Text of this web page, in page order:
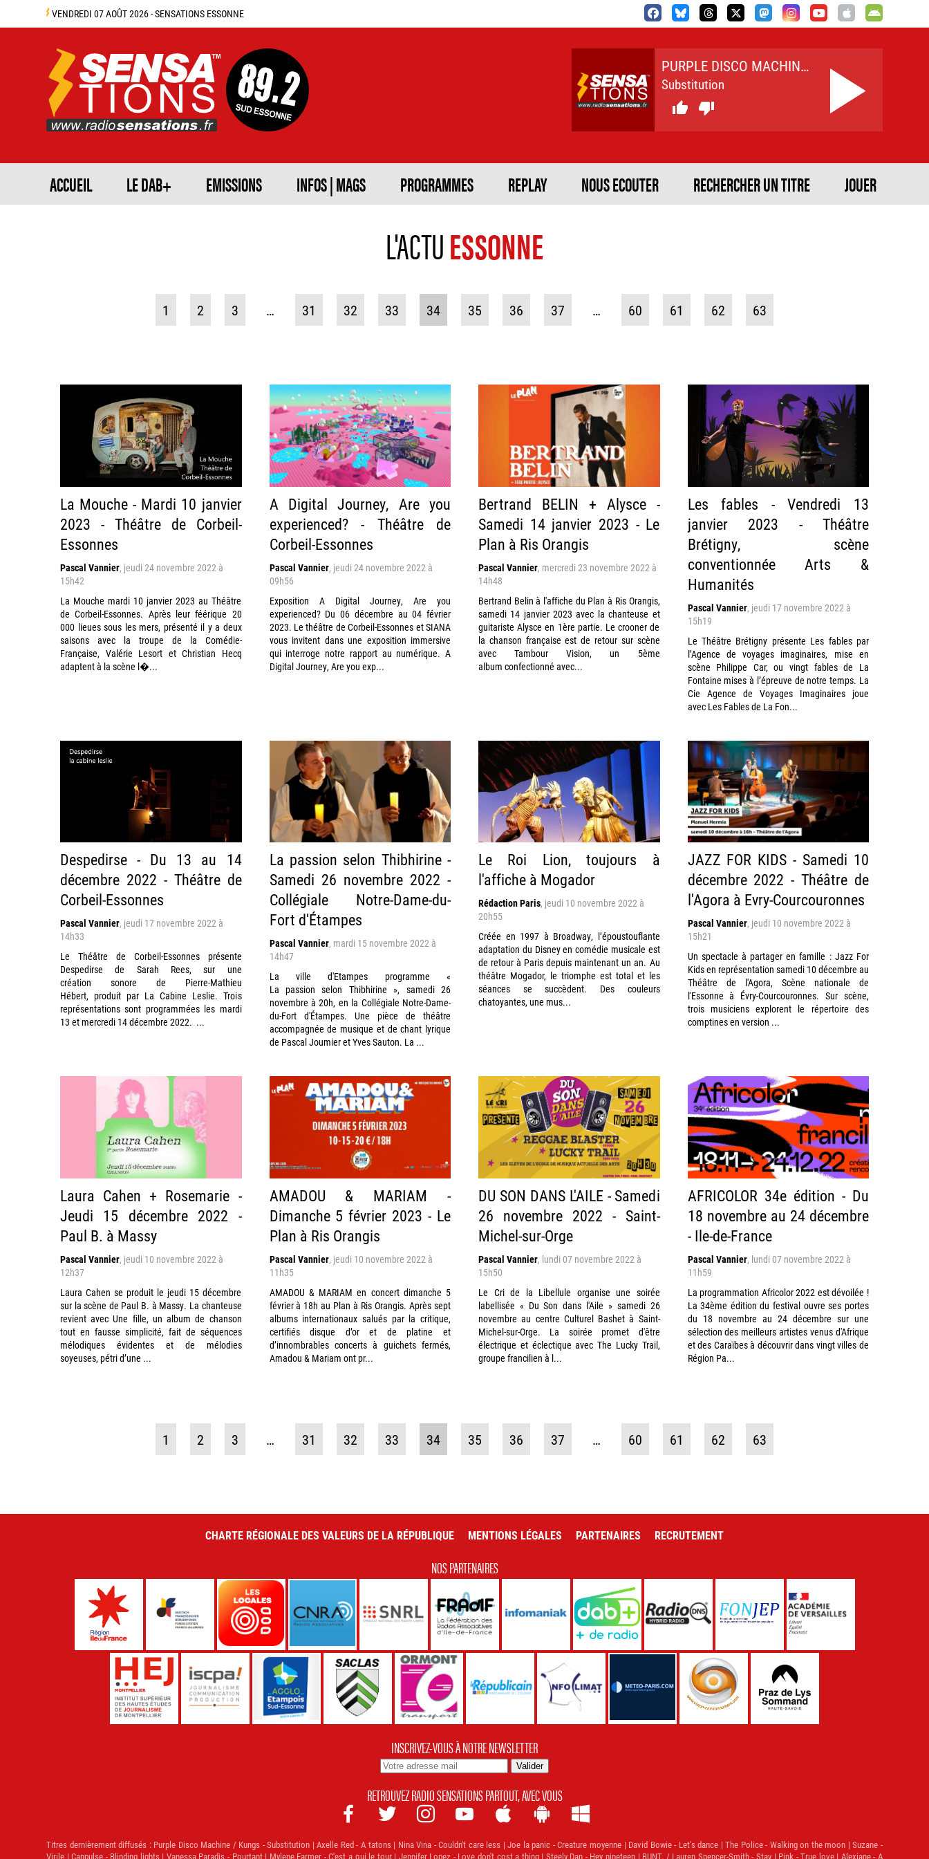
VENDREDI 07 AOÛT 2026 - SENSATIONS ESSONNE
PURPLE DISCO MACHINE / KUNGS
Substitution
 
ACCUEIL LE DAB+ EMISSIONS INFOS | MAGS PROGRAMMES REPLAY NOUS ECOUTER RECHERCHER UN TITRE JOUER
L'ACTUESSONNE
1 2 3 … 31 32 33 34 35 36 37 … 60 61 62 63
La Mouche - Mardi 10 janvier
2023 - Théâtre de Corbeil-
Essonnes
Pascal Vannier, jeudi 24 novembre 2022 à
15h42
La Mouche mardi 10 janvier 2023 au Théâtre
de Corbeil-Essonnes. Après leur féérique 20
000 lieues sous les mers, présenté il y a deux
saisons avec la troupe de la Comédie-
Française, Valérie Lesort et Christian Hecq
adaptent à la scène l�...
A Digital Journey, Are you
experienced? - Théâtre de
Corbeil-Essonnes
Pascal Vannier, jeudi 24 novembre 2022 à
09h56
Exposition A Digital Journey, Are you
experienced? Du 06 décembre au 04 février
2023. Le théâtre de Corbeil-Essonnes et SIANA
vous invitent dans une exposition immersive
qui interroge notre rapport au numérique. A
Digital Journey, Are you exp...
Bertrand BELIN + Alysce -
Samedi 14 janvier 2023 - Le
Plan à Ris Orangis
Pascal Vannier, mercredi 23 novembre 2022 à
14h48
Bertrand Belin à l'affiche du Plan à Ris Orangis,
samedi 14 janvier 2023 avec la chanteuse et
guitariste Alysce en 1ère partie. Le crooner de
la chanson française est de retour sur scène
avec Tambour Vision, un 5ème
album confectionné avec...
Les fables - Vendredi 13
janvier 2023 - Théâtre
Brétigny, scène
conventionnée Arts &
Humanités
Pascal Vannier, jeudi 17 novembre 2022 à
15h19
Le Théâtre Brétigny présente Les fables par
l’Agence de voyages imaginaires, mise en
scène Philippe Car, ou vingt fables de La
Fontaine mises à l’épreuve de notre temps. La
Cie Agence de Voyages Imaginaires joue
avec Les Fables de La Fon...
Despedirse - Du 13 au 14
décembre 2022 - Théâtre de
Corbeil-Essonnes
Pascal Vannier, jeudi 17 novembre 2022 à
14h33
Le Théâtre de Corbeil-Essonnes présente
Despedirse de Sarah Rees, sur une
création sonore de Pierre-Mathieu
Hébert, produit par La Cabine Leslie. Trois
représentations sont programmées les mardi
13 et mercredi 14 décembre 2022. ...
La passion selon Thibhirine -
Samedi 26 novembre 2022 -
Collégiale Notre-Dame-du-
Fort d'Étampes
Pascal Vannier, mardi 15 novembre 2022 à
14h47
La ville d'Etampes programme «
La passion selon Thibhirine », samedi 26
novembre à 20h, en la Collégiale Notre-Dame-
du-Fort d'Étampes. Une pièce de théâtre
accompagnée de musique et de chant lyrique
de Pascal Joumier et Yves Sauton. La ...
Le Roi Lion, toujours à
l'affiche à Mogador
Rédaction Paris, jeudi 10 novembre 2022 à
20h55
Créée en 1997 à Broadway, l’époustouflante
adaptation du Disney en comédie musicale est
de retour à Paris depuis maintenant un an. Au
théâtre Mogador, le triomphe est total et les
séances se succèdent. Des couleurs
chatoyantes, une mus...
JAZZ FOR KIDS - Samedi 10
décembre 2022 - Théâtre de
l'Agora à Evry-Courcouronnes
Pascal Vannier, jeudi 10 novembre 2022 à
15h21
Un spectacle à partager en famille : Jazz For
Kids en représentation samedi 10 décembre au
Théâtre de l'Agora, Scène nationale de
l'Essonne à Évry-Courcouronnes. Sur scène,
trois musiciens explorent le répertoire des
comptines en version ...
Laura Cahen + Rosemarie -
Jeudi 15 décembre 2022 -
Paul B. à Massy
Pascal Vannier, jeudi 10 novembre 2022 à
12h37
Laura Cahen se produit le jeudi 15 décembre
sur la scène de Paul B. à Massy. La chanteuse
revient avec Une fille, un album de chanson
tout en fausse simplicité, fait de séquences
mélodiques évidentes et de mélodies
soyeuses, pétri d’une ...
AMADOU & MARIAM -
Dimanche 5 février 2023 - Le
Plan à Ris Orangis
Pascal Vannier, jeudi 10 novembre 2022 à
11h35
AMADOU & MARIAM en concert dimanche 5
février à 18h au Plan à Ris Orangis. Après sept
albums internationaux salués par la critique,
certifiés disque d’or et de platine et
d’innombrables concerts à guichets fermés,
Amadou & Mariam ont pr...
DU SON DANS L'AILE - Samedi
26 novembre 2022 - Saint-
Michel-sur-Orge
Pascal Vannier, lundi 07 novembre 2022 à
15h50
Le Cri de la Libellule organise une soirée
labellisée « Du Son dans l'Aile » samedi 26
novembre au centre Culturel Bashet à Saint-
Michel-sur-Orge. La soirée promet d'être
électrique et éclectique avec The Lucky Trail,
groupe francilien à l...
AFRICOLOR 34e édition - Du
18 novembre au 24 décembre
- Ile-de-France
Pascal Vannier, lundi 07 novembre 2022 à
11h59
La programmation Africolor 2022 est dévoilée !
La 34ème édition du festival ouvre ses portes
du 18 novembre au 24 décembre sur une
sélection des meilleurs artistes venus d'Afrique
et des Caraïbes à découvrir dans vingt villes de
Région Pa...
1 2 3 … 31 32 33 34 35 36 37 … 60 61 62 63
CHARTE RÉGIONALE DES VALEURS DE LA RÉPUBLIQUE MENTIONS LÉGALES PARTENAIRES RECRUTEMENT
NOS PARTENAIRES
INSCRIVEZ-VOUS À NOTRE NEWSLETTER
RETROUVEZ RADIO SENSATIONS PARTOUT, AVEC VOUS
      
Titres dernièrement diffusés :Purple Disco Machine / Kungs - Substitution | Axelle Red - A tatons | Nina Vina - Couldn't care less | Joe la panic - Creature moyenne | David Bowie - Let's dance | The Police - Walking on the moon | Suzane -
Virile | Canpulse - Blinding lights | Vanessa Paradis - Pourtant | Mylene Farmer - C'est a qui le tour | Jennifer Lopez - Love don't cost a thing | Steely Dan - Hey nineteen | BUNT. / Lauren Spencer-Smith - Stay | Pink - True love | Alexiane - A